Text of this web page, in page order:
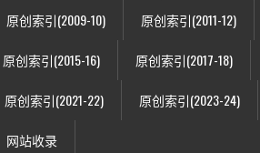
原创索引(2009-10) 原创索引(2011-12)
原创索引(2015-16) 原创索引(2017-18)
原创索引(2021-22) 原创索引(2023-24)
网站收录